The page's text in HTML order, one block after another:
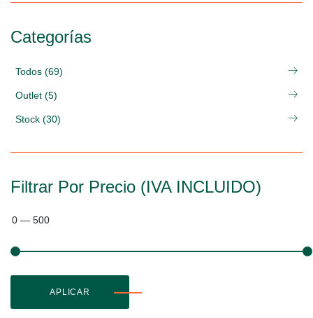
Categorías
Todos (69)
Outlet (5)
Stock (30)
Filtrar Por Precio (IVA INCLUIDO)
0 — 500
APLICAR